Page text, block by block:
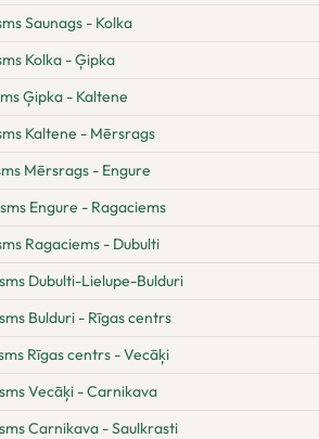
Saunags - Kolka
Kolka - Ģipka
Ģipka - Kaltene
Kaltene - Mērsrags
Mērsrags - Engure
Engure - Ragaciems
Ragaciems - Dubulti
Dubulti-Lielupe-Bulduri
Bulduri - Rīgas centrs
Rīgas centrs - Vecāķi
Vecāķi - Carnikava
Carnikava - Saulkrasti